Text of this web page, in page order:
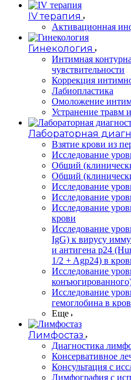
IV терапия
Активационная
Гинекология
Интимная
чувствительности
Коррекция
Лабиопластика
Омоложение
Устранение травм
Лабораторная
Взятие крови из
Исследование
Общий
Общий
Исследование
Исследование
Исследование
крови
Исследование
IgG) к вирусу
и антигена p24
1/2 + Agp24) в
Исследование
Исследование
гемоглобина в
Еще
Лимфостаз
Диагностика
Консервативное
Консультация с
Лимфография с